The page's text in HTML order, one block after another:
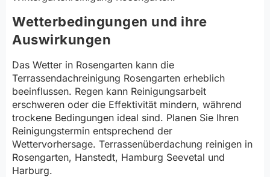
Wetterbedingungen und ihre
Auswirkungen
Das Wetter in Rosengarten kann die
Terrassendachreinigung Rosengarten erheblich
beeinflussen. Regen kann Reinigungsarbeit
erschweren oder die Effektivität mindern, während
trockene Bedingungen ideal sind. Planen Sie Ihren
Reinigungstermin entsprechend der
Wettervorhersage. Terrassenüberdachung reinigen in
Rosengarten, Hanstedt, Hamburg Seevetal und
Harburg.